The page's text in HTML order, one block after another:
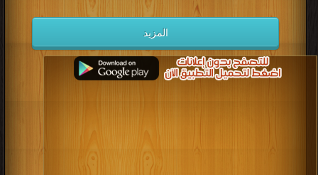
المزيد